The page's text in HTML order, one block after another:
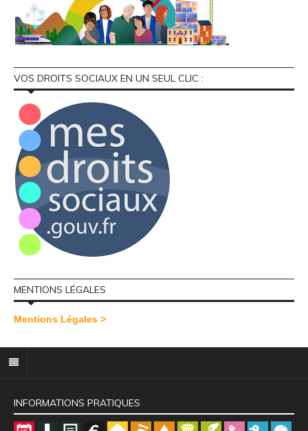
VOS DROITS SOCIAUX EN UN SEUL CLIC :
MENTIONS LÉGALES
Mentions Légales >
INFORMATIONS PRATIQUES